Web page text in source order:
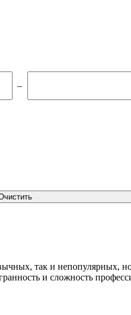
–
так и непопулярных,
и сложность